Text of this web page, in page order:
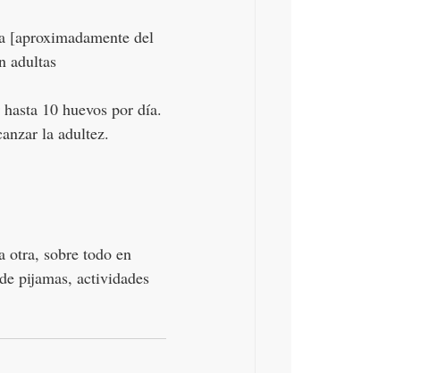
[aproximadamente del
adultas
10 huevos por día.
la adultez.
otra, sobre todo en
pijamas, actividades